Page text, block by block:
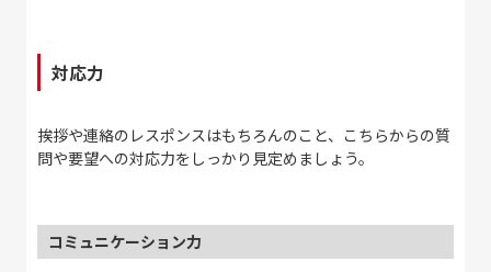
対応力
挨拶や連絡のレスポンスはもちろんのこと、こちらからの質
問や要望への対応力をしっかり見定めましょう。
コミュニケーション力